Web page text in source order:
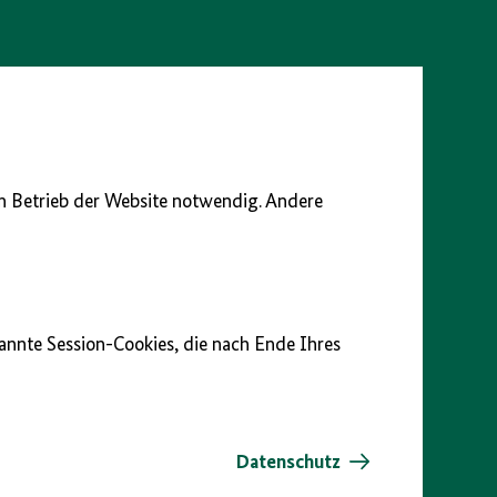
Betrieb der Website notwendig. Andere
Session-Cookies, die nach Ende Ihres
Datenschutz